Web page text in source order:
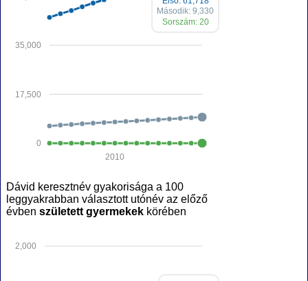
0
17,500
35,000
2010
Második: 9,330
Sorszám: 20
Dávid keresztnév gyakorisága a 100
leggyakrabban választott utónév az előző
évben született gyermekek körében
2,000